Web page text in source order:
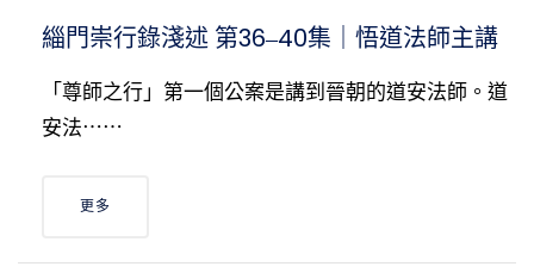
緇門崇行錄淺述 第36‒40集｜悟道法師主講
「尊師之行」第一個公案是講到晉朝的道安法師。道
安法⋯⋯
更多